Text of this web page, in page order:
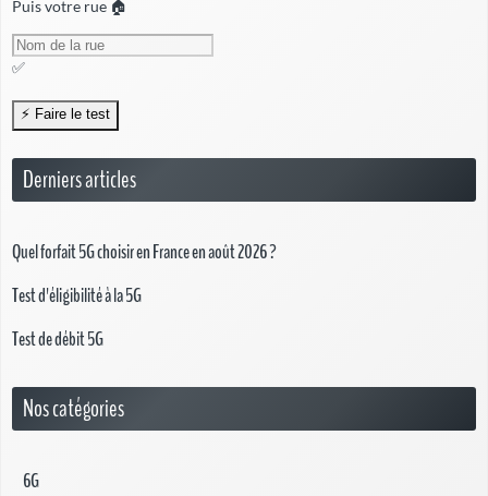
Puis votre rue 🏠
✅
Derniers articles
Quel forfait 5G choisir en France en août 2026 ?
Test d'éligibilité à la 5G
Test de débit 5G
Nos catégories
6G